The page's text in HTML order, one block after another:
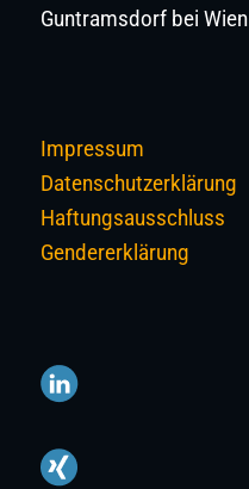
Guntramsdorf bei Wien
Impressum
Datenschutzerklärung
Haftungsausschluss
Gendererklärung